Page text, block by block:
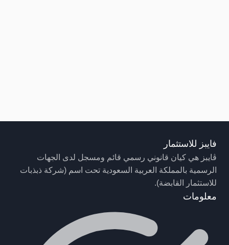
فايبز للاستثمار
ڤايبز هي كيان قانوني رسمي قائم ومسجل لدى الجهات
الرسمية بالمملكة العربية السعودية تحت اسم (شركة ذبذبات
للاستثمار القابضة).
معلومات